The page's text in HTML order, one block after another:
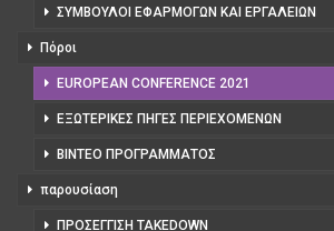
ΣΎΜΒΟΥΛΟΙ ΕΦΑΡΜΟΓΏΝ ΚΑΙ ΕΡΓΑΛΕΊΩΝ
Πόροι
EUROPEAN CONFERENCE 2021
ΕΞΩΤΕΡΙΚΈΣ ΠΗΓΈΣ ΠΕΡΙΕΧΟΜΈΝΩΝ
ΒΊΝΤΕΟ ΠΡΟΓΡΆΜΜΑΤΟΣ
παρουσίαση
ΠΡΟΣΈΓΓΙΣΗ TAKEDOWN